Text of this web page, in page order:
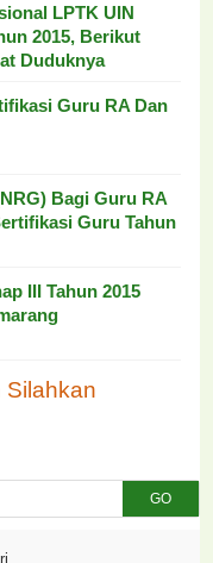
LPTK UIN
2015, Berikut
Duduknya
Guru RA Dan
Bagi Guru RA
Guru Tahun
III Tahun 2015
Silahkan
GO